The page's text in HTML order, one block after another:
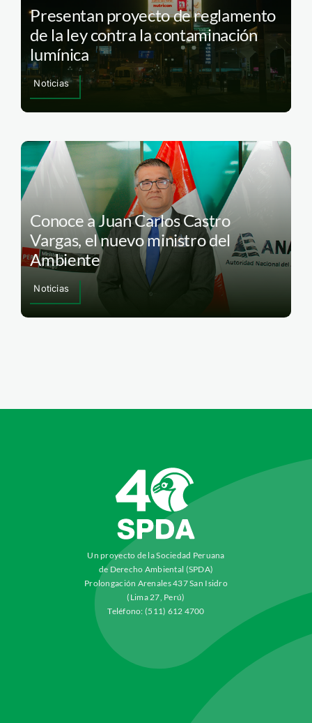
Presentan proyecto de reglamento
de la ley contra la contaminación
lumínica
Noticias
Conoce a Juan Carlos Castro
Vargas, el nuevo ministro del
Ambiente
Noticias
Un proyecto de la Sociedad Peruana
de Derecho Ambiental (SPDA)
Prolongación Arenales 437 San Isidro
(Lima 27, Perú)
Teléfono: (511) 612 4700